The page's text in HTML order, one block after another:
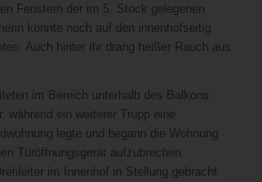
Fenstern der im 5. Stock gelegenen
konnte noch auf den innenhofseitig
Auch hinter ihr drang heißer Rauch aus
im Bereich unterhalb des Balkons
während ein weiterer Trupp eine
legte und begann die Wohnung
Türöffnungsgerät aufzubrechen.
im Innenhof in Stellung gebracht